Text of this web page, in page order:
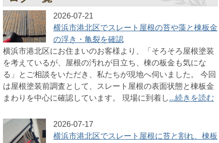
2026-07-21
横浜市港北区でスレート屋根の苔や藻と棟板金
の浮き・亀裂を確認
横浜市港北区にお住まいのお客様より、「そろそろ屋根塗装
を考えているが、屋根の汚れが目立ち、棟の板金も気にな
る」とご相談をいただき、私たちが現地へ伺いました。 今回
は屋根塗装前調査として、スレート屋根の表面状態と棟板金
まわりを中心に確認しています。 現場に到着し...続きを読む
2026-07-17
横浜市港北区でスレート屋根に苔と割れ、棟板